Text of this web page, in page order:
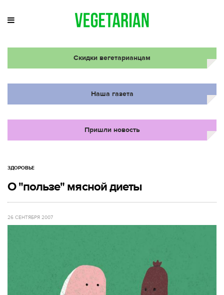
Скидки вегетарианцам
Наша газета
Пришли новость
ЗДОРОВЬЕ
О "пользе" мясной диеты
26 СЕНТЯБРЯ 2007